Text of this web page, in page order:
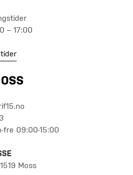
– 17:00
fre 09:00-15:00
Moss